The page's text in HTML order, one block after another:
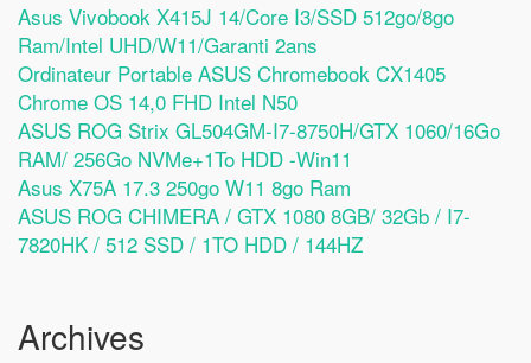
Asus Vivobook X415J 14/Core I3/SSD 512go/8go
Ram/Intel UHD/W11/Garanti 2ans
Ordinateur Portable ASUS Chromebook CX1405
Chrome OS 14,0 FHD Intel N50
ASUS ROG Strix GL504GM-I7-8750H/GTX 1060/16Go
RAM/ 256Go NVMe+1To HDD -Win11
Asus X75A 17.3 250go W11 8go Ram
ASUS ROG CHIMERA / GTX 1080 8GB/ 32Gb / I7-
7820HK / 512 SSD / 1TO HDD / 144HZ
Archives